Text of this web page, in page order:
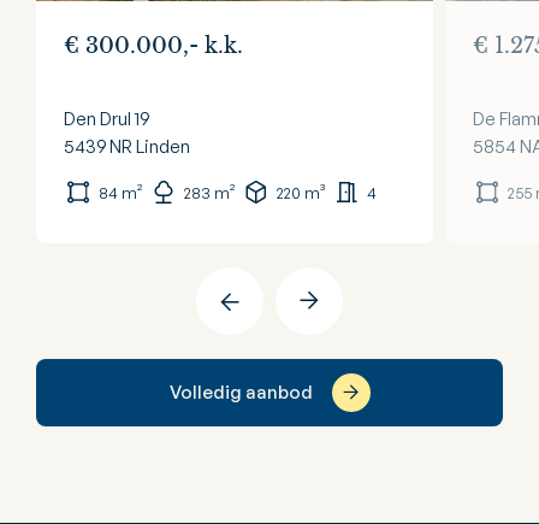
€ 300.000,- k.k.
Den Drul 19
5439 NR Linden
84 m² 283 m² 220 m³ 4
€
De
5854
255
Volledig aanbod